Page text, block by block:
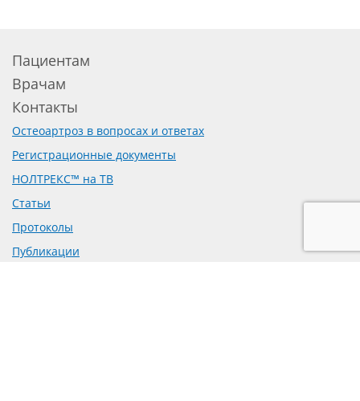
Пациентам
Врачам
Контакты
Остеоартроз в вопросах и ответах
Регистрационные документы
НОЛТРЕКС™ на ТВ
Статьи
Протоколы
Публикации